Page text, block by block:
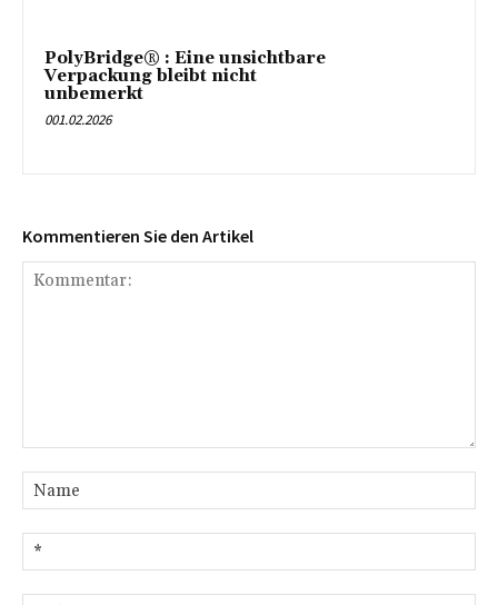
PolyBridge® : Eine unsichtbare
Verpackung bleibt nicht
unbemerkt
001.02.2026
Kommentieren Sie den Artikel